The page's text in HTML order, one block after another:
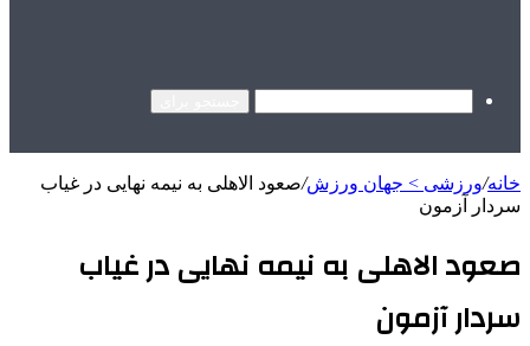
خانه/ورزشی > جهان ورزش/صعود الاهلی به نیمه نهایی در غیاب
سردار آزمون
صعود الاهلی به نیمه نهایی در غیاب
سردار آزمون